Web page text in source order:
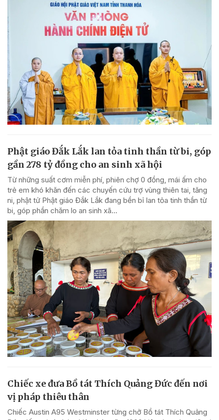
Phật giáo Đắk Lắk lan tỏa tinh thần từ bi, góp
gần 278 tỷ đồng cho an sinh xã hội
Từ những suất cơm miễn phí, phiên chợ 0 đồng, mái ấm cho
trẻ em khó khăn đến các chuyến cứu trợ vùng thiên tai, tăng
ni, phật tử Phật giáo Đắk Lắk đang bền bỉ lan tỏa tinh thần từ
bi, góp phần chăm lo an sinh xã...
Chiếc xe đưa Bồ tát Thích Quảng Đức đến nơi
vị pháp thiêu thân
Chiếc Austin A95 Westminster từng chở Bồ tát Thích Quảng